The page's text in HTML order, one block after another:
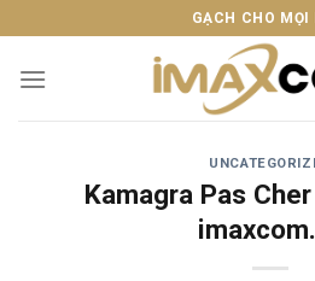
to
content
GẠCH CHO MỌI
Kamagra Pas